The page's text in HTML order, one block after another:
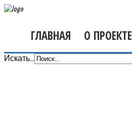
ГЛАВНАЯ О ПРОЕКТЕ
Искать...